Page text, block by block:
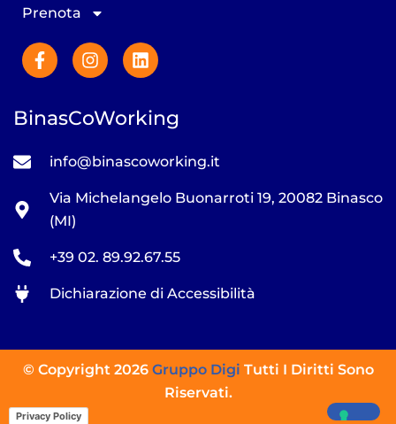
Prenota
BinasCoWorking
info@binascoworking.it
Via Michelangelo Buonarroti 19, 20082 Binasco
(MI)
+39 02. 89.92.67.55
Dichiarazione di Accessibilità
© Copyright 2026 Gruppo Digi Tutti I Diritti Sono
Riservati.
Privacy Policy